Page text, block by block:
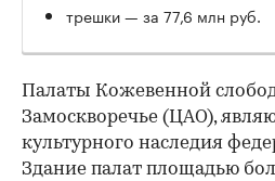
трешки — за 77,6 млн руб.
Палаты Кожевенной
Замоскворечье (ЦАО),
культурного наследия
Здание палат площадью